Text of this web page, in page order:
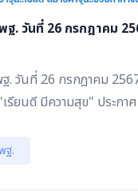
ฐ. วันที่ 26 กรกฎาคม
. วันที่ 26 กรกฎาคม
เรียนดี มีความสุข" ประก
ลที่สุดของเด็กสร้างคลิป "
หาทางออกได้"
ฐ.